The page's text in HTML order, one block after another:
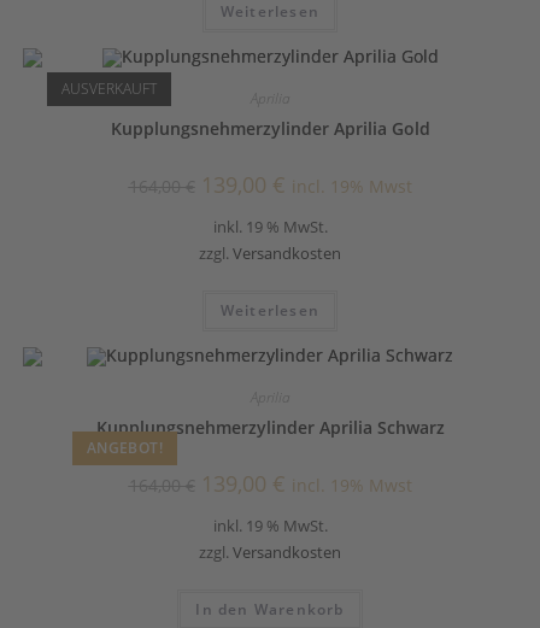
Weiterlesen
AUSVERKAUFT Aprilia
Kupplungsnehmerzylinder Aprilia Gold
139,00 € incl. 19% Mwst
inkl. 19 % MwSt.
zzgl. Versandkosten
Weiterlesen
ANGEBOT!
Aprilia
Kupplungsnehmerzylinder Aprilia Schwarz
139,00 € incl. 19% Mwst
inkl. 19 % MwSt.
zzgl. Versandkosten
In den Warenkorb